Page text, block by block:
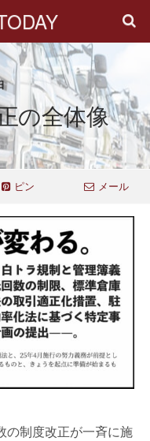
の全体像
ピン メール
の制度改正が一斉に施